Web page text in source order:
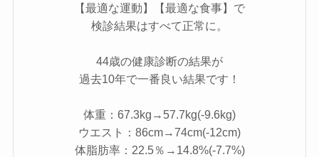
【最適な運動】【最適な食事】で
検診結果はすべて正常に。
44歳の健康診断の結果が
過去10年で一番良い結果です！
体重：67.3kg→57.7kg(-9.6kg)
ウエスト：86cm→74cm(-12cm)
体脂肪率：22.5％→14.8%(-7.7%)